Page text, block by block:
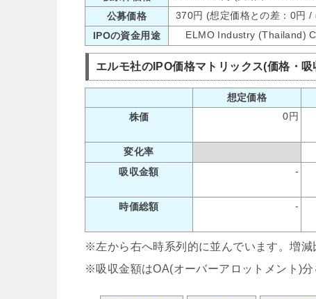
公募価格
370円 (想定価格との差：0円 /
IPOの資金用途
ELMO Industry (Thailand)
エルモ社のIPO価格マトリックス(価格・
想定価格
株価
0円
変化率
吸収金額
-
時価総額
-
※左から右へ時系列的に並んでいます。増減
※吸収金額はOA(オーバーアロットメント)分